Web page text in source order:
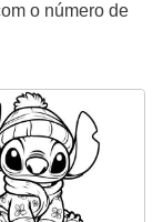
o número de